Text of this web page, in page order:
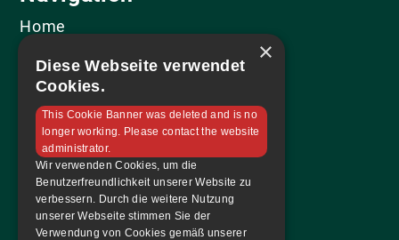
Home
Sponsoren
Kontakt
Tickets & Magazin
Tickets bestellen
Dauerkarte
×
Diese Webseite verwendet
Cookies.
This Cookie Banner was deleted and is no
longer working. Please contact the website
administrator.
Wir verwenden Cookies, um die
Benutzerfreundlichkeit unserer Website zu
verbessern. Durch die weitere Nutzung
unserer Webseite stimmen Sie der
Verwendung von Cookies gemäß unserer